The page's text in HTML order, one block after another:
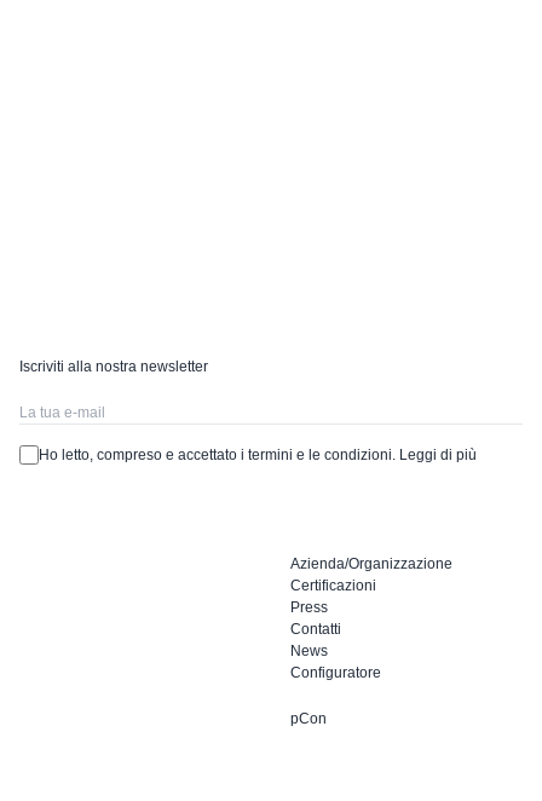
Azienda/Organizzazione
Certificazioni
Press
Contatti
News
Configuratore
pCon
Iscriviti alla nostra newsletter
Ho letto, compreso e accettato i termini e le condizioni. Leggi di più